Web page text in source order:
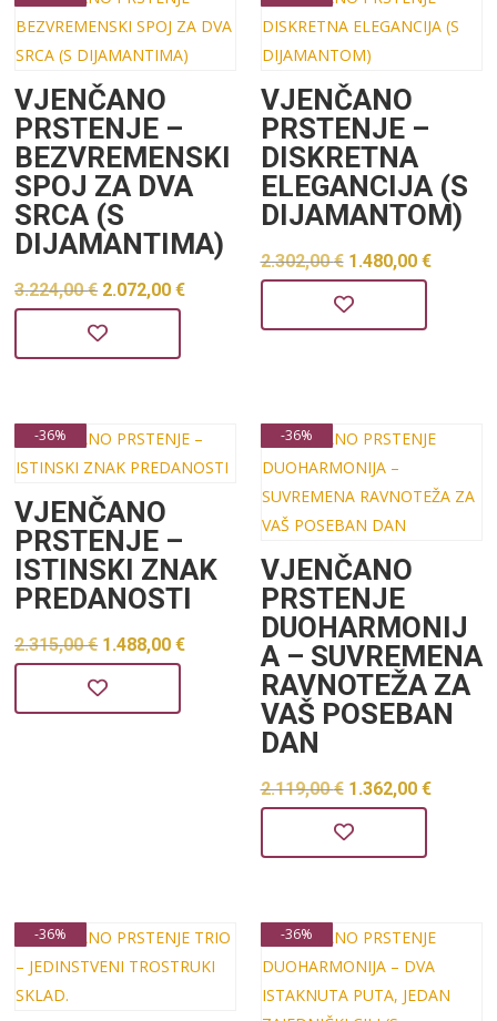
VJENČANO
PRSTENJE –
BEZVREMENSKI
SPOJ ZA DVA
SRCA (S
DIJAMANTIMA)
3.224,00€ Izvorna
cijena
bila
3.224,00 €.
2.072,00€
Trenutna
VJENČANO
PRSTENJE –
DISKRETNA
ELEGANCIJA (S
DIJAMANTOM)
2.302,00€ Izvorna
cijena
bila
1.480,00 €
-36%
VJENČANO
PRSTENJE –
ISTINSKI ZNAK
PREDANOSTI
2.315,00€ Izvorna
cijena
bila
1.488,00€
Trenutna
1.488,00 €.
-36%
VJENČANO
PRSTENJE
DUOHARMONIJ
A – SUVREMENA
RAVNOTEŽA ZA
VAŠ POSEBAN
DAN
2.119,00€ Izvorna
cijena
bila
2.119,00 €.
1.362,00 €
-36% -36%